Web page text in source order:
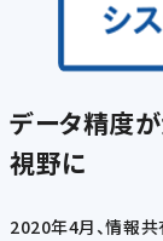
データ精度が
視野に
2020年4月、情報共